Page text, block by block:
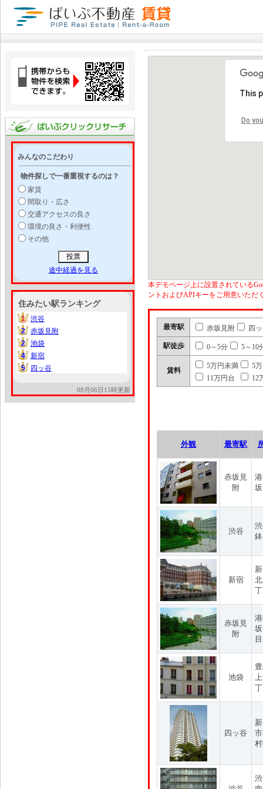
みんなのこだわり
物件探しで一番重視するのは？
家賃
間取り・広さ
交通アクセスの良さ
環境の良さ・利便性
その他
途中経過を見る
住みたい駅ランキング
1
1
渋谷
2
2
赤坂見附
2
2
池袋
4
4
新宿
5
5 四ッ谷
08月06日15時更新
This
Do
本デモページ上に設置されている
ントおよびAPIキーをご用意いただ
最寄駅 赤坂見附 四
駅徒歩 0～5分 5～10
賃料
5万円未満
5
11万円台
12
外観 最寄駅
赤坂見
附
渋谷
新宿
赤坂見
附
目
池袋
四ッ谷